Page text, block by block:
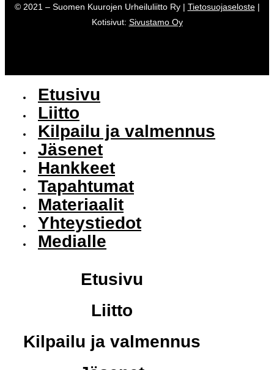
© 2021 – Suomen Kuurojen Urheiluliitto Ry | Tietosuojaseloste|
Kotisivut: Sivustamo Oy
Etusivu
Liitto
Kilpailu ja valmennus
Jäsenet
Hankkeet
Tapahtumat
Materiaalit
Yhteystiedot
Medialle
Etusivu
Liitto
Kilpailu ja valmennus